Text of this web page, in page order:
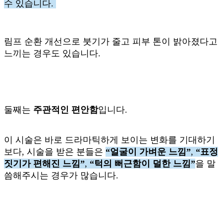
수 있습니다.
림프 순환 개선으로 붓기가 줄고 피부 톤이 밝아졌다고
느끼는 경우도 있습니다.
둘째는 주관적인 편안함입니다.
이 시술은 바로 드라마틱하게 보이는 변화를 기대하기
보다, 시술을 받은 분들은 “얼굴이 가벼운 느낌”, “표정
짓기가 편해진 느낌”, “턱의 뻐근함이 덜한 느낌”을 말
씀해주시는 경우가 많습니다.